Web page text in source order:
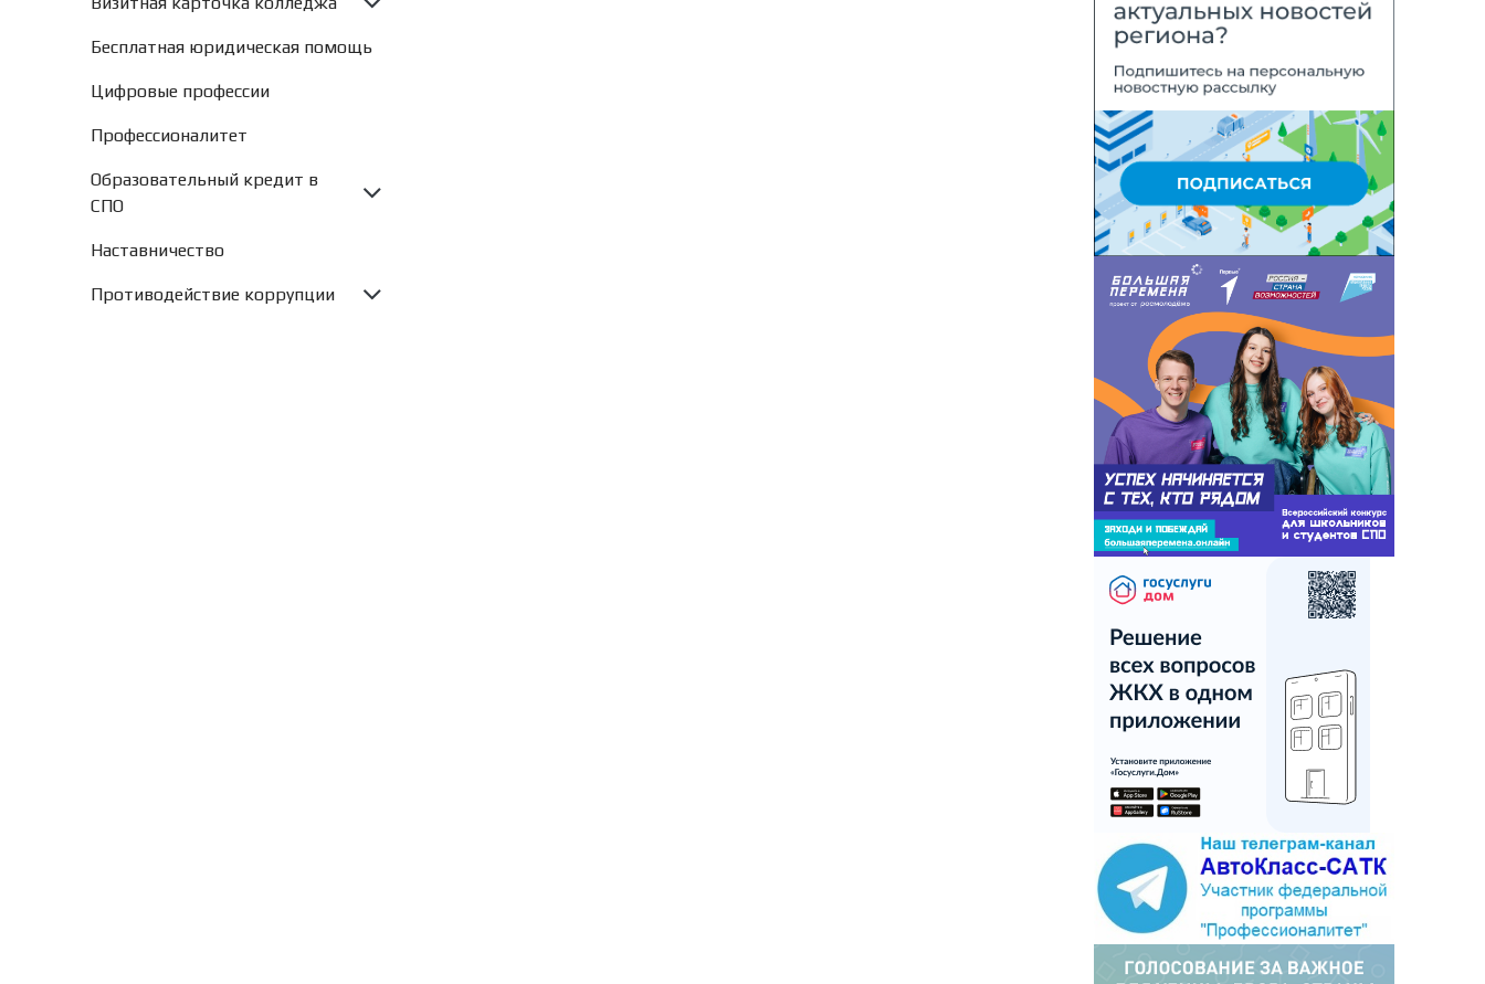
Бесплатная юридическая помощь
Цифровые профессии
Профессионалитет
Образовательный кредит в
СПО
Наставничество
Противодействие коррупции